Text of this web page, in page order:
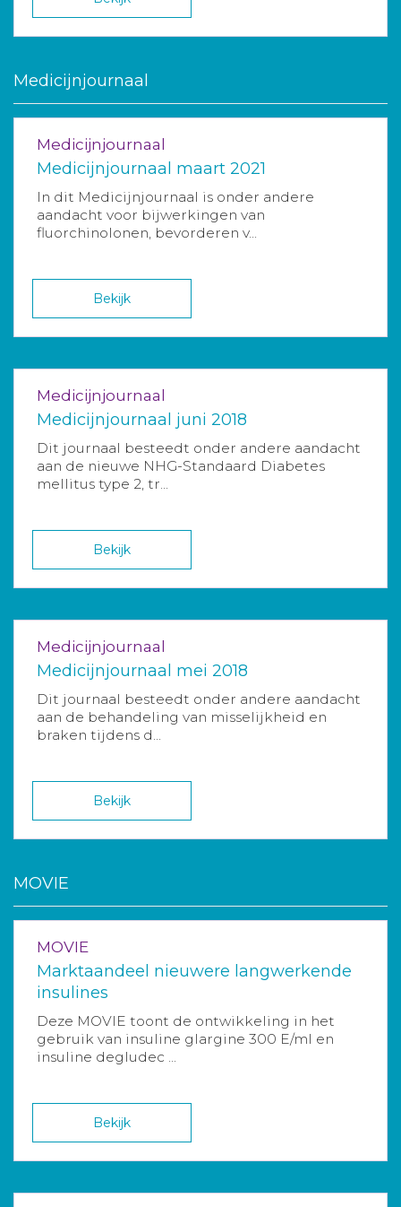
Medicijnjournaal
Medicijnjournaal
Medicijnjournaal maart 2021
In dit Medicijnjournaal is onder andere
aandacht voor bijwerkingen van
fluorchinolonen, bevorderen v...
Bekijk
Medicijnjournaal
Medicijnjournaal juni 2018
Dit journaal besteedt onder andere aandacht
aan de nieuwe NHG-Standaard Diabetes
mellitus type 2, tr...
Bekijk
Medicijnjournaal
Medicijnjournaal mei 2018
Dit journaal besteedt onder andere aandacht
aan de behandeling van misselijkheid en
braken tijdens d...
Bekijk
MOVIE
MOVIE
Marktaandeel nieuwere langwerkende
insulines
Deze MOVIE toont de ontwikkeling in het
gebruik van insuline glargine 300 E/ml en
insuline degludec ...
Bekijk